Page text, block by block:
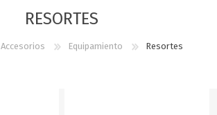
RESORTES
Accesorios Equipamiento Resortes